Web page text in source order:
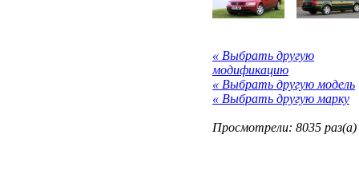
« Выбрать другую
модификацию
« Выбрать другую модель
« Выбрать другую марку
Просмотрели: 8035 раз(а)